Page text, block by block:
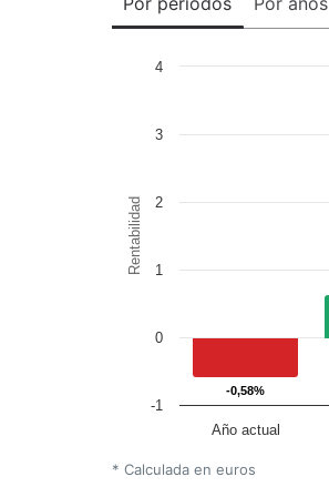
Rentabilidad
-0,58%
-0,58%
Año actual
-1
0
1
2
3
4
* Calculada en euros